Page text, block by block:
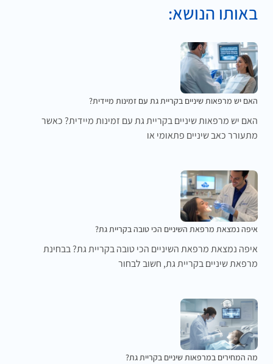
באותו הנושא:
האם יש מרפאות שיניים בקריית גת עם זמינות מיידית?
האם יש מרפאות שיניים בקריית גת עם זמינות מיידית? כאשר
מתעורר כאב שיניים פתאומי או
איפה נמצאת מרפאת השיניים הכי טובה בקריית גת?
איפה נמצאת מרפאת השיניים הכי טובה בקריית גת? בבחינת
מרפאת שיניים בקריית גת, חשוב לבחור
מה המחירים במרפאות שיניים בקריית גת?